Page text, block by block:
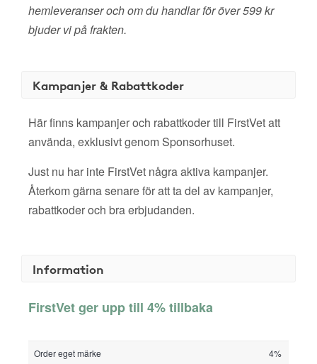
hemleveranser och om du handlar för över 599 kr
bjuder vi på frakten.
Kampanjer & Rabattkoder
Här finns kampanjer och rabattkoder till FirstVet att
använda, exklusivt genom Sponsorhuset.
Just nu har inte FirstVet några aktiva kampanjer.
Återkom gärna senare för att ta del av kampanjer,
rabattkoder och bra erbjudanden.
Information
FirstVet ger upp till 4% tillbaka
Order eget märke
4%